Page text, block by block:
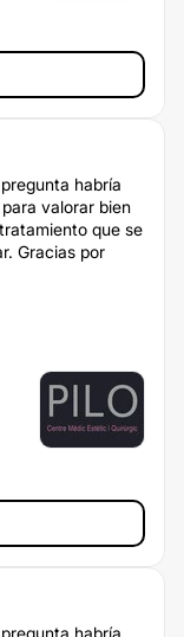
habría
valorar bien
que se
Gracias por
habría